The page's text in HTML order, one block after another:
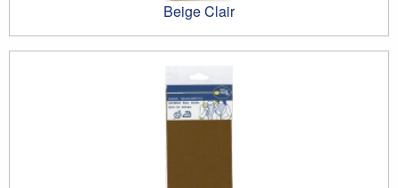
Beige Clair